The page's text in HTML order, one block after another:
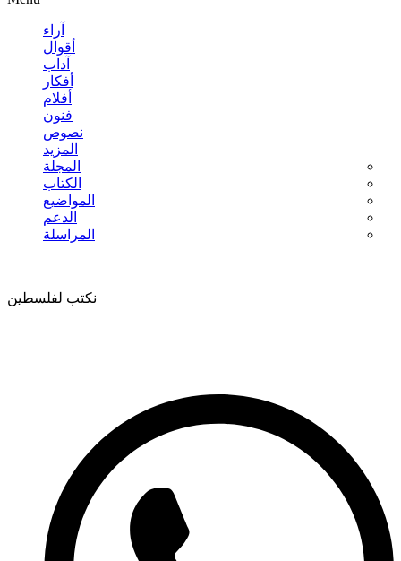
آراء
أقوال
آداب
أفكار
أفلام
فنون
نصوص
المزيد
المجلة
الكتاب
المواضيع
الدعم
المراسلة
نكتب لفلسطين